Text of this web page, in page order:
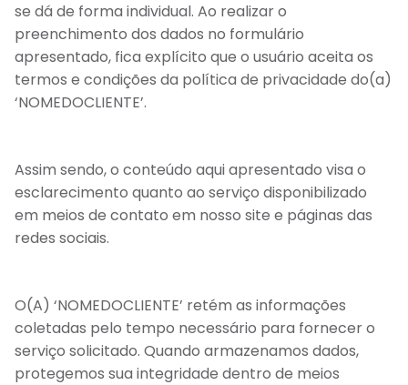
se dá de forma individual. Ao realizar o
preenchimento dos dados no formulário
apresentado, fica explícito que o usuário aceita os
termos e condições da política de privacidade do(a)
‘NOMEDOCLIENTE’.
Assim sendo, o conteúdo aqui apresentado visa o
esclarecimento quanto ao serviço disponibilizado
em meios de contato em nosso site e páginas das
redes sociais.
O(A) ‘NOMEDOCLIENTE’ retém as informações
coletadas pelo tempo necessário para fornecer o
serviço solicitado. Quando armazenamos dados,
protegemos sua integridade dentro de meios